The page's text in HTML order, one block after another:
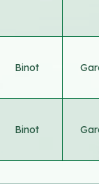
Binot
Binot